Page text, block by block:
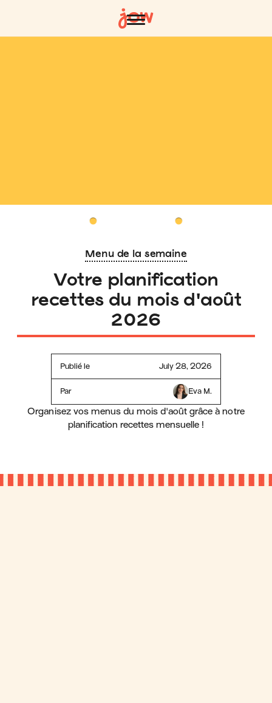
Menu de la semaine
Votre planification
recettes du mois d'août
2026
Publié le July 28, 2026
Par Eva M.
Organisez vos menus du mois d'août grâce à notre
planification recettes mensuelle !